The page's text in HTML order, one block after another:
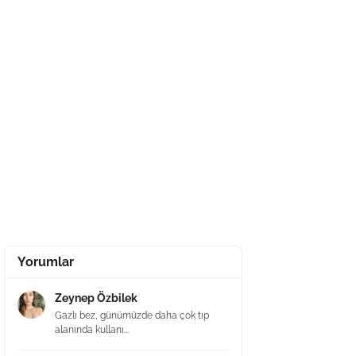
Yorumlar
Zeynep Özbilek
Gazlı bez, günümüzde daha çok tıp
alanında kullanı...